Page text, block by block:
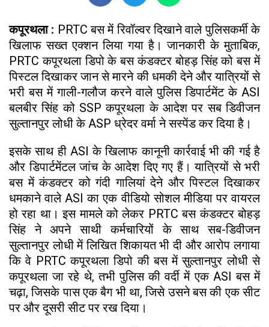
कपूरथला : PRTC बस में रिवॉल्वर दिखाने वाले पुलिसकर्मी के
खिलाफ सख्त एक्शन लिया गया है। जानकारी के मुताबिक,
PRTC कपूरथला डिपो के बस कंडक्टर बोहड़ सिंह को बस में
पिस्टल दिखाकर जान से मारने की धमकी देने और यात्रियों से
भरी बस में गाली-गलौज करने वाले पुलिस डिपार्टमेंट के ASI
बलबीर सिंह को SSP कपूरथला के आदेश पर सब डिवीजन
सुल्तानपुर लोधी के ASP ध्रेदर वर्मा ने सस्पेंड कर दिया है।
इसके साथ ही ASI के खिलाफ कानूनी कार्रवाई भी की गई है
और डिपार्टमेंटल जांच के आदेश दिए गए हैं। यात्रियों से भरी
बस में कंडक्टर को गंदी गालियां देने और पिस्टल दिखाकर
धमकाने वाले ASI का एक वीडियो सोशल मीडिया पर वायरल
हो रहा था। इस मामले को लेकर PRTC बस कंडक्टर बोहड़
सिंह ने अपने साथी कर्मचारियों के साथ सब-डिवीजन
सुल्तानपुर लोधी में लिखित शिकायत भी दी और आरोप लगाया
कि वे PRTC कपूरथला डिपो की बस में सुल्तानपुर लोधी से
कपूरथला जा रहे थे, तभी पुलिस की वर्दी में एक ASI बस में
चढ़ा, जिसके पास एक बैग भी था, जिसे उसने बस की एक सीट
पर और दूसरी सीट पर रख दिया।